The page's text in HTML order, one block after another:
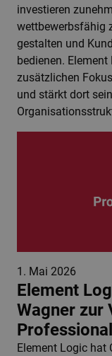
investieren
wettbewerbsfähig
gestalten und
bedienen.
zusätzlichen
und stärkt dort
1. Mai 2026
Element
Wagner zur
Element Logic hat